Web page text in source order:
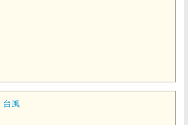
台風